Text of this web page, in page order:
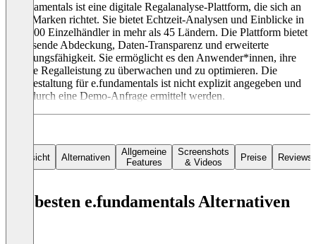
e.fundamentals ist eine digitale Regalanalyse-Plattform, die sich an
CPG-Marken richtet. Sie bietet Echtzeit-Analysen und Einblicke in
über 700 Einzelhändler in mehr als 45 Ländern. Die Plattform bietet
umfassende Abdeckung, Daten-Transparenz und erweiterte
Handlungsfähigkeit. Sie ermöglicht es den Anwender*innen, ihre
digitale Regalleistung zu überwachen und zu optimieren. Die
Preisgestaltung für e.fundamentals ist nicht explizit angegeben und
kann durch eine Demo-Anfrage ermittelt werden.
Übersicht Alternativen
Allgemeine
Features
Screenshots
& Videos
Preise Reviews
Die besten e.fundamentals Alternativen